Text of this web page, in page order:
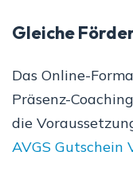
Gleiche
Das Online-
Präsenz-
die
AVGS Gutschein